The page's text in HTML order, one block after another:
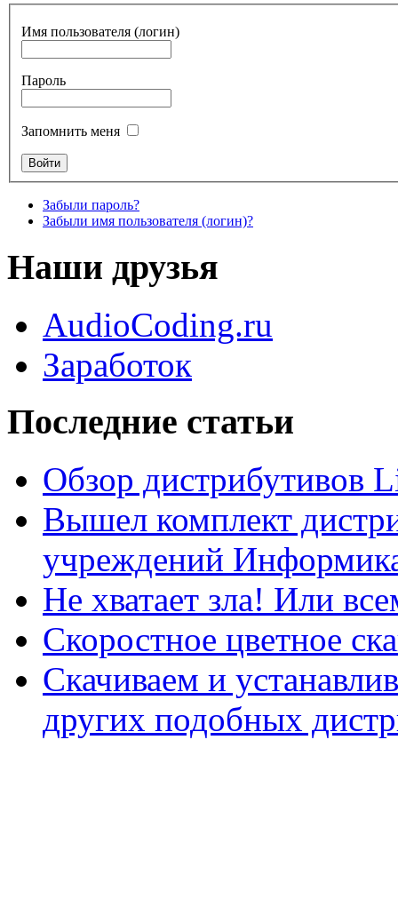
Имя пользователя (логин)
Пароль
Запомнить меня
Забыли пароль?
Забыли имя пользователя (логин)?
Наши друзья
AudioCoding.ru
Заработок
Последние статьи
Обзор дистрибутивов
Вышел комплект
учреждений
Не хватает зла! Или
Скоростное цветное
Скачиваем и
других подобных